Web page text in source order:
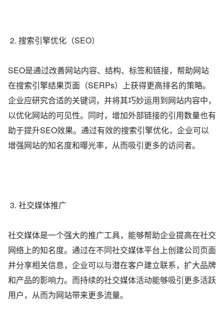
2. 搜索引擎优化（SEO）
SEO是通过改善网站内容、结构、标签和链接，帮助网站
在搜索引擎结果页面（SERPs）上获得更高排名的策略。
企业应研究合适的关键词，并将其巧妙运用到网站内容中，
以优化网站的可见性。同时，增加外部链接的引用数量也有
助于提升SEO效果。通过有效的搜索引擎优化，企业可以
增强网站的知名度和曝光率，从而吸引更多的访问者。
3. 社交媒体推广
社交媒体是一个强大的推广工具，能够帮助企业提高在社交
网络上的知名度。通过在不同社交媒体平台上创建公司页面
并分享相关信息，企业可以与潜在客户建立联系，扩大品牌
和产品的影响力。而持续的社交媒体活动能够吸引更多活跃
用户，从而为网站带来更多流量。